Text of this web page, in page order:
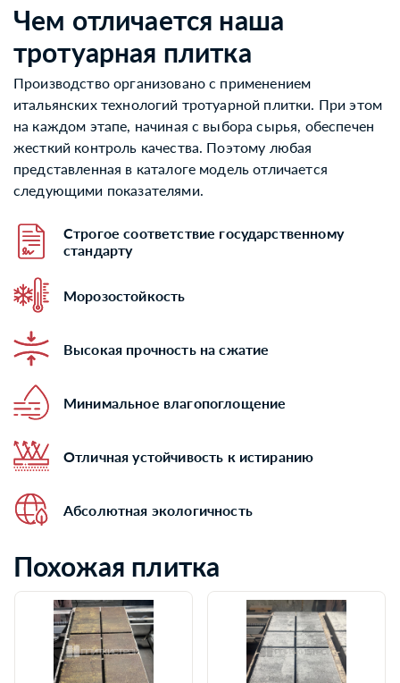
Чем отличается наша
тротуарная плитка
Производство организовано с применением
итальянских технологий тротуарной плитки. При этом
на каждом этапе, начиная с выбора сырья, обеспечен
жесткий контроль качества. Поэтому любая
представленная в каталоге модель отличается
следующими показателями.
Строгое соответствие государственному
стандарту
Морозостойкость
Высокая прочность на сжатие
Минимальное влагопоглощение
Отличная устойчивость к истиранию
Абсолютная экологичность
Похожая плитка